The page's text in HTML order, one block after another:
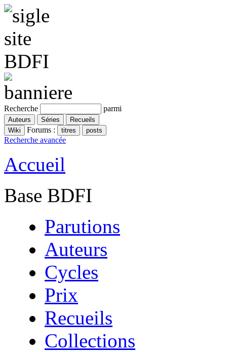
Recherche parmi
Forums :
Recherche avancée
Accueil
Base BDFI
Parutions
Auteurs
Cycles
Prix
Recueils
Collections